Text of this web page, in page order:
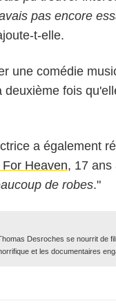
pas encore
t-elle.
une comédie
fois
a également
For Heaven, 17 ans
de robes."
Desroches se nourrit de
et les documentaires